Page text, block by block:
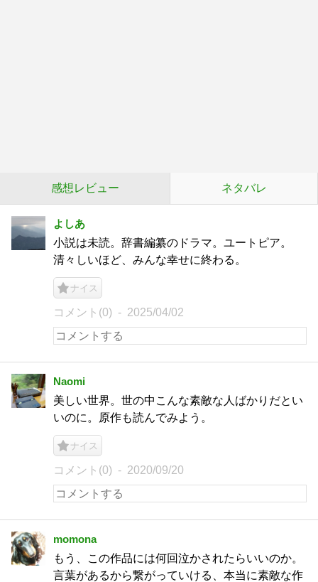
感想レビュー ネタバレ
よしあ
小説は未読。辞書編纂のドラマ。ユートピア。
清々しいほど、みんな幸せに終わる。
ナイス
コメント(0) 2025/04/02
Naomi
美しい世界。世の中こんな素敵な人ばかりだとい
いのに。原作も読んでみよう。
ナイス
コメント(0) 2020/09/20
momona
もう、この作品には何回泣かされたらいいのか。
言葉があるから繋がっていける、本当に素敵な作